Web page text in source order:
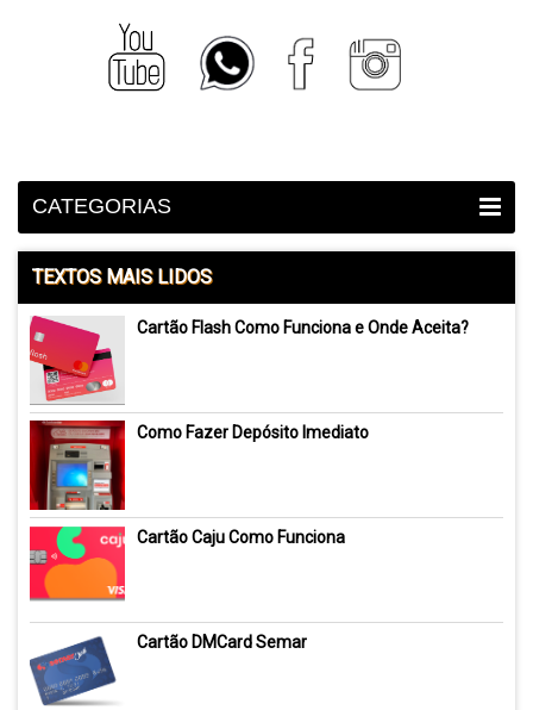
CATEGORIAS
TEXTOS MAIS LIDOS
Cartão Flash Como Funciona e Onde Aceita?
Como Fazer Depósito Imediato
Cartão Caju Como Funciona
Cartão DMCard Semar